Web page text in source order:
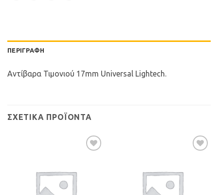
ΠΕΡΙΓΡΑΦΉ
Αντίβαρα Τιμονιού 17mm Universal Lightech.
ΣΧΕΤΙΚΆ ΠΡΟΪΌΝΤΑ
Επιθυμιών
Επιθυμιών